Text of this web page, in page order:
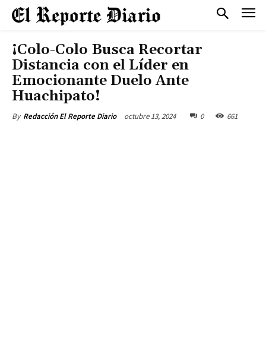
¡Colo-Colo Busca Recortar
Distancia con el Líder en
Emocionante Duelo Ante
Huachipato!
By Redacción El Reporte Diario octubre 13, 2024 0 661